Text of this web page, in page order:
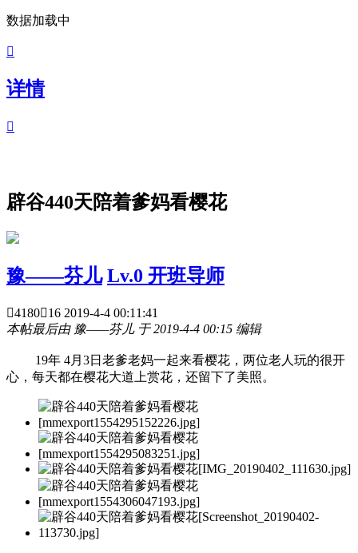
数据加载中

详情

辟谷440天陪着爹妈看樱花
豫——芬儿 Lv.0 开班导师
418016 2019-4-4 00:11:41
本帖最后由 豫——芬儿 于 2019-4-4 00:15 编辑
19年 4月3日老爹老妈一起来看樱花，两位老人玩的很开
心，每天都在樱花大道上赏花，还留下了美照。